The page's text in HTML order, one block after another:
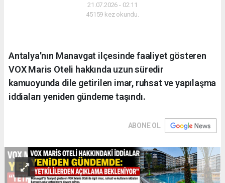
21.07.2026 - 02:11
45159 kez okundu.
Antalya'nın Manavgat ilçesinde faaliyet gösteren
VOX Maris Oteli hakkında uzun süredir
kamuoyunda dile getirilen imar, ruhsat ve yapılaşma
iddiaları yeniden gündeme taşındı.
ABONE OL